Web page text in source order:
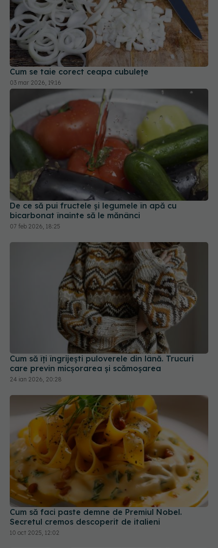
Cum se taie corect ceapa cubulețe
03 mar 2026, 19:16
De ce să pui fructele și legumele în apă cu
bicarbonat înainte să le mănânci
07 feb 2026, 18:25
Cum să îți îngrijești puloverele din lână. Trucuri
care previn micșorarea și scămoșarea
24 ian 2026, 20:28
Cum să faci paste demne de Premiul Nobel.
Secretul cremos descoperit de italieni
10 oct 2025, 12:02